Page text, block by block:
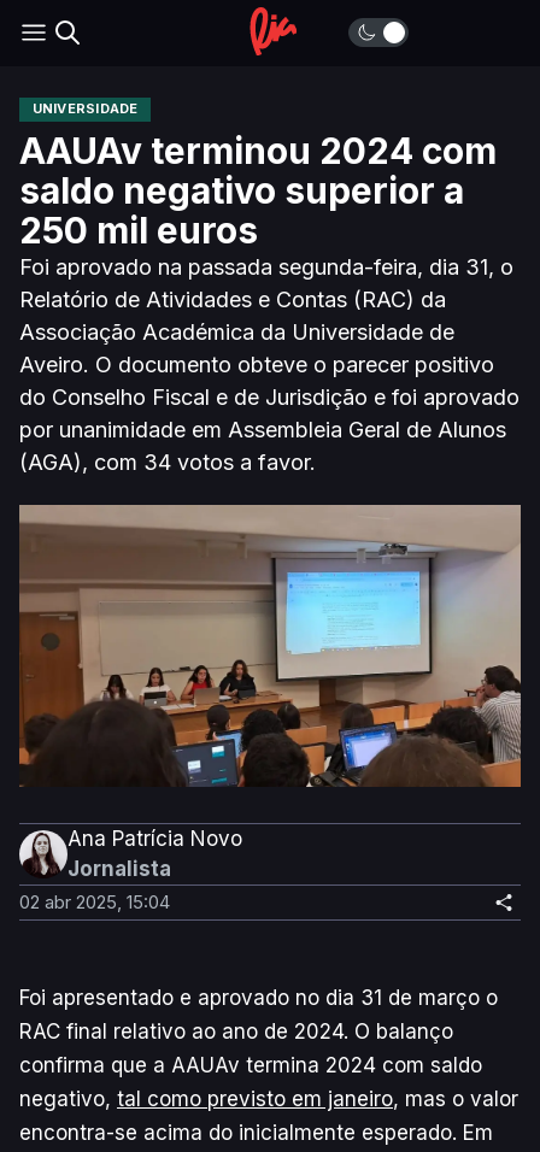
UNIVERSIDADE
AAUAv terminou 2024 com
saldo negativo superior a
250 mil euros
Foi aprovado na passada segunda-feira, dia 31, o
Relatório de Atividades e Contas (RAC) da
Associação Académica da Universidade de
Aveiro. O documento obteve o parecer positivo
do Conselho Fiscal e de Jurisdição e foi aprovado
por unanimidade em Assembleia Geral de Alunos
(AGA), com 34 votos a favor.
Ana Patrícia Novo
Jornalista
02 abr 2025, 15:04
Foi apresentado e aprovado no dia 31 de março o
RAC final relativo ao ano de 2024. O balanço
confirma que a AAUAv termina 2024 com saldo
negativo, tal como previsto em janeiro, mas o valor
encontra-se acima do inicialmente esperado. Em